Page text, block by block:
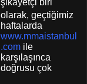
olarak, geçtiğimiz
haftalarda
www.mmaistanbul
.com ile
karşılaşınca
doğrusu çok